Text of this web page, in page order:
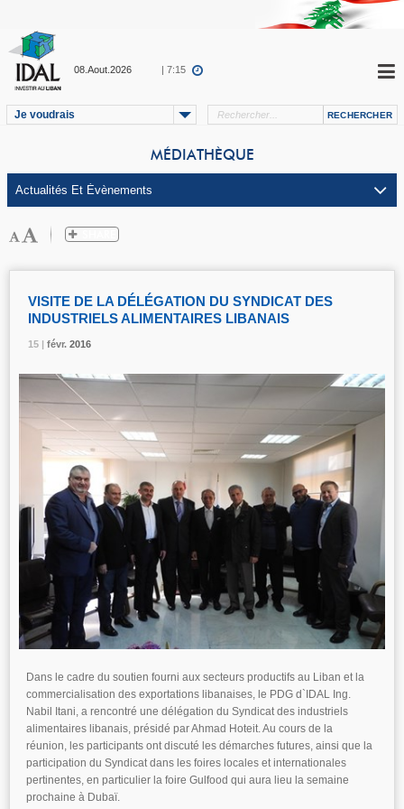
08.Aout.2026 | 7:15
Je voudrais
MÉDIATHÈQUE
15 | févr. 2016
VISITE DE LA DÉLÉGATION DU SYNDICAT DES
INDUSTRIELS ALIMENTAIRES LIBANAIS
15 | févr. 2016
15 | févr. 2016
Dans le cadre du soutien fourni aux secteurs productifs au Liban et la
commercialisation des exportations libanaises, le PDG d`IDAL Ing.
Nabil Itani, a rencontré une délégation du Syndicat des industriels
alimentaires libanais, présidé par Ahmad Hoteit. Au cours de la
réunion, les participants ont discuté les démarches futures, ainsi que la
participation du Syndicat dans les foires locales et internationales
pertinentes, en particulier la foire Gulfood qui aura lieu la semaine
prochaine à Dubaï.